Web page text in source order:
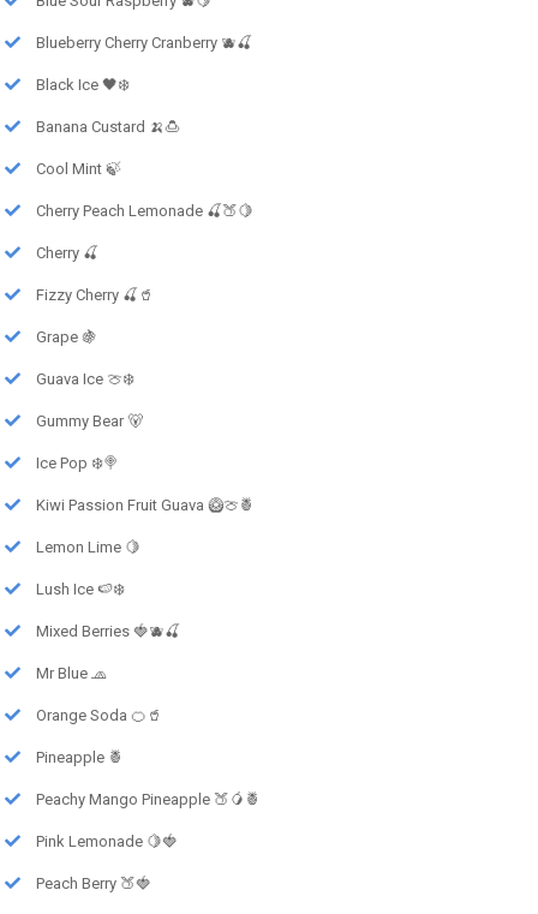
Blueberry Cherry Cranberry 🫐🍒
Black Ice 🖤❄️
Banana Custard 🍌🍮
Cool Mint 🍃
Cherry Peach Lemonade 🍒🍑🍋
Cherry 🍒
Fizzy Cherry 🍒🥤
Grape 🍇
Guava Ice 🍈❄️
Gummy Bear 🐻
Ice Pop ❄️🍭
Kiwi Passion Fruit Guava 🥝🍈🍍
Lemon Lime 🍋
Lush Ice 🍉❄️
Mixed Berries 🍓🫐🍒
Mr Blue 🧢
Orange Soda 🍊🥤
Pineapple 🍍
Peachy Mango Pineapple 🍑🥭🍍
Pink Lemonade 🍋🍓
Peach Berry 🍑🍓